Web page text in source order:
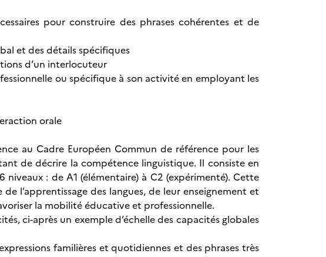
pour construire des phrases cohérentes et de
et des détails spécifiques
d’un interlocuteur
ou spécifique à son activité en employant les
orale
au Cadre Européen Commun de référence pour les
de décrire la compétence linguistique. Il consiste en
niveaux : de A1 (élémentaire) à C2 (expérimenté). Cette
l’apprentissage des langues, de leur enseignement et
la mobilité éducative et professionnelle.
ci-après un exemple d’échelle des capacités globales
familières et quotidiennes et des phrases très